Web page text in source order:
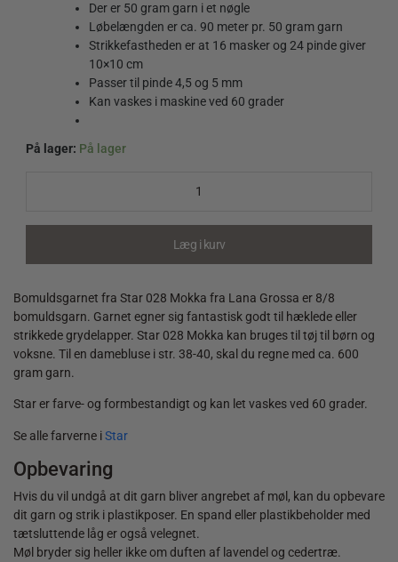
Der er 50 gram garn i et nøgle
Løbelængden er ca. 90 meter pr. 50 gram garn
Strikkefastheden er at 16 masker og 24 pinde giver
10×10 cm
Passer til pinde 4,5 og 5 mm
Kan vaskes i maskine ved 60 grader
På lager: På lager
Læg i kurv
Bomuldsgarnet fra Star 028 Mokka fra Lana Grossa er 8/8
bomuldsgarn. Garnet egner sig fantastisk godt til hæklede eller
strikkede grydelapper. Star 028 Mokka kan bruges til tøj til børn og
voksne. Til en damebluse i str. 38-40, skal du regne med ca. 600
gram garn.
Star er farve- og formbestandigt og kan let vaskes ved 60 grader.
Se alle farverne iStar
Opbevaring
Hvis du vil undgå at dit garn bliver angrebet af møl, kan du opbevare
dit garn og strik i plastikposer. En spand eller plastikbeholder med
tætsluttende låg er også velegnet.
Møl bryder sig heller ikke om duften af lavendel og cedertræ.